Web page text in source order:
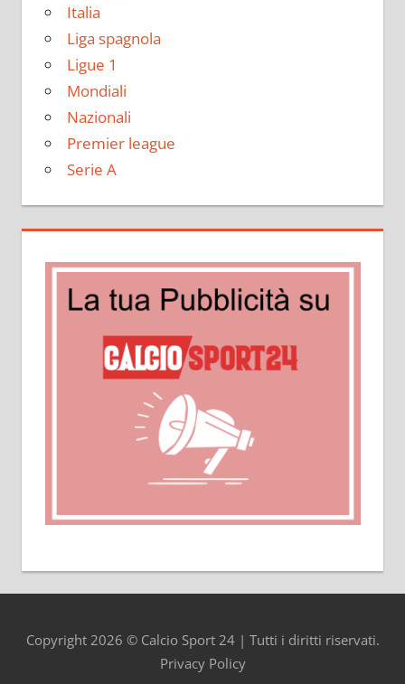
Italia
Liga spagnola
Ligue 1
Mondiali
Nazionali
Premier league
Serie A
Copyright 2026 © Calcio Sport 24 | Tutti i diritti riservati.
Privacy Policy